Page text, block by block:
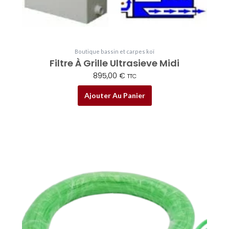
Boutique bassin et carpes koï
Filtre À Grille Ultrasieve Midi
895,00 € TTC
Ajouter Au Panier